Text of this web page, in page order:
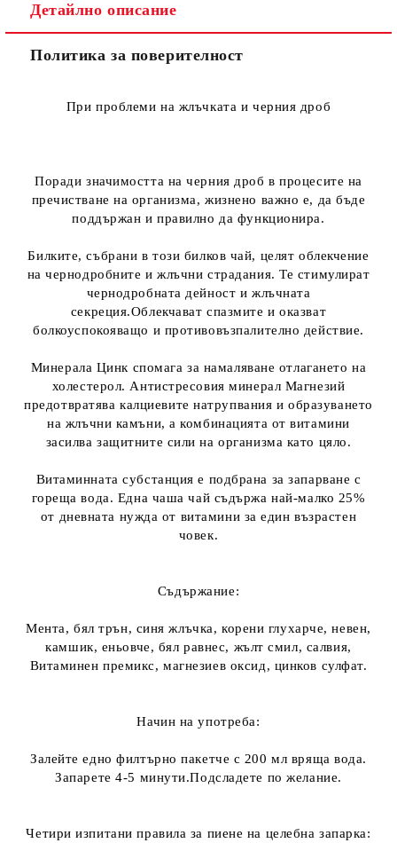
Детайлно описание
Политика за поверителност
При проблеми на жлъчката и черния дроб
Поради значимостта на черния дроб в процесите на
пречистване на организма, жизнено важно е, да бъде
поддържан и правилно да функционира.
Билките, събрани в този билков чай, целят облекчение
на чернодробните и жлъчни страдания. Те стимулират
чернодробната дейност и жлъчната
секреция.Облекчават спазмите и оказват
болкоуспокояващо и противовъзпалително действие.
Минерала Цинк спомага за намаляване отлагането на
холестерол. Антистресовия минерал Магнезий
предотвратява калциевите натрупвания и образуването
на жлъчни камъни, а комбинацията от витамини
засилва защитните сили на организма като цяло.
Витаминната субстанция е подбрана за запарване с
гореща вода. Една чаша чай съдържа най-малко 25%
от дневната нужда от витамини за един възрастен
човек.
Съдържание:
Мента, бял трън, синя жлъчка, корени глухарче, невен,
камшик, еньовче, бял равнес, жълт смил, салвия,
Витаминен премикс, магнезиев оксид, цинков сулфат.
Начин на употреба:
Залейте едно филтърно пакетче с 200 мл вряща вода.
Запарете 4-5 минути.Подсладете по желание.
Четири изпитани правила за пиене на целебна запарка: